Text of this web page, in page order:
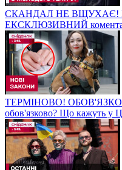
СКАНДАЛ НЕ ВЩУХАЄ!
ЕКСКЛЮЗИВНИЙ
ТЕРМІНОВО!
обов'язково? Що кажуть у